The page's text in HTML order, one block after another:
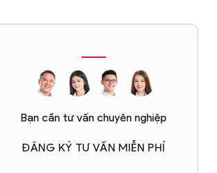
Bạn cần tư vấn chuyên nghiệp
ĐĂNG KÝ TƯ VẤN MIỄN PHÍ